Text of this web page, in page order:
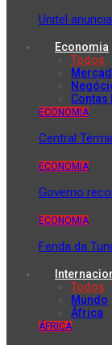
Unitel
Economia
Todos
Contas
ECONOMIA
Central
ECONOMIA
Governo
ECONOMIA
Fenda da
Todos
Mundo
África
ÁFRICA